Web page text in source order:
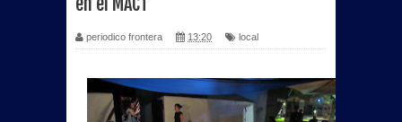
periodico frontera 13:20 local